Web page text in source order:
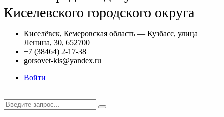
Киселевского городского округа
Киселёвск, Кемеровская область — Кузбасс, улица
Ленина, 30, 652700
+7 (38464) 2-17-38
gorsovet-kis@yandex.ru
Войти